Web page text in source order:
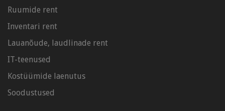
Ruumide rent
Inventari rent
Lauanõude, laudlinade rent
IT-teenused
Kostüümide laenutus
Soodustused